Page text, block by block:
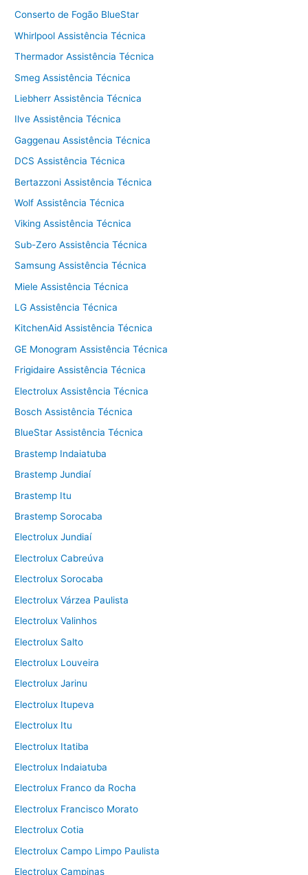
Conserto de Fogão BlueStar
Whirlpool Assistência Técnica
Thermador Assistência Técnica
Smeg Assistência Técnica
Liebherr Assistência Técnica
Ilve Assistência Técnica
Gaggenau Assistência Técnica
DCS Assistência Técnica
Bertazzoni Assistência Técnica
Wolf Assistência Técnica
Viking Assistência Técnica
Sub-Zero Assistência Técnica
Samsung Assistência Técnica
Miele Assistência Técnica
LG Assistência Técnica
KitchenAid Assistência Técnica
GE Monogram Assistência Técnica
Frigidaire Assistência Técnica
Electrolux Assistência Técnica
Bosch Assistência Técnica
BlueStar Assistência Técnica
Brastemp Indaiatuba
Brastemp Jundiaí
Brastemp Itu
Brastemp Sorocaba
Electrolux Jundiaí
Electrolux Cabreúva
Electrolux Sorocaba
Electrolux Várzea Paulista
Electrolux Valinhos
Electrolux Salto
Electrolux Louveira
Electrolux Jarinu
Electrolux Itupeva
Electrolux Itu
Electrolux Itatiba
Electrolux Indaiatuba
Electrolux Franco da Rocha
Electrolux Francisco Morato
Electrolux Cotia
Electrolux Campo Limpo Paulista
Electrolux Campinas